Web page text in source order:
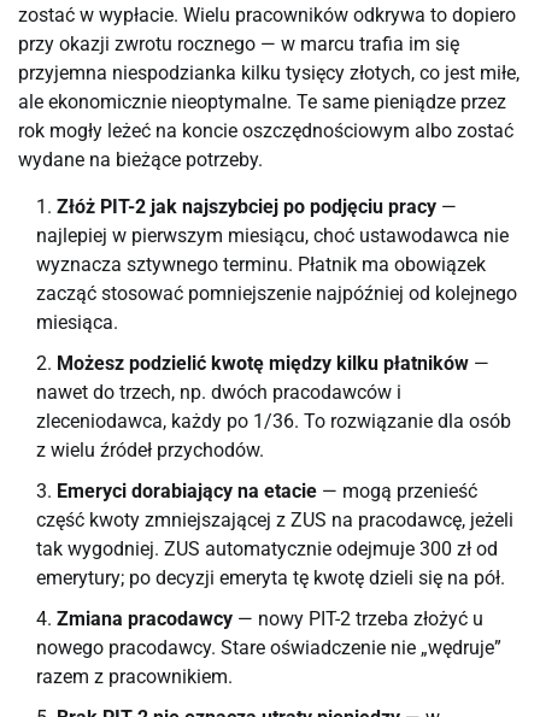
zostać w wypłacie. Wielu pracowników odkrywa to dopiero
przy okazji zwrotu rocznego — w marcu trafia im się
przyjemna niespodzianka kilku tysięcy złotych, co jest miłe,
ale ekonomicznie nieoptymalne. Te same pieniądze przez
rok mogły leżeć na koncie oszczędnościowym albo zostać
wydane na bieżące potrzeby.
Złóż PIT-2 jak najszybciej po podjęciu pracy —
najlepiej w pierwszym miesiącu, choć ustawodawca nie
wyznacza sztywnego terminu. Płatnik ma obowiązek
zacząć stosować pomniejszenie najpóźniej od kolejnego
miesiąca.
Możesz podzielić kwotę między kilku płatników —
nawet do trzech, np. dwóch pracodawców i
zleceniodawca, każdy po 1/36. To rozwiązanie dla osób
z wielu źródeł przychodów.
Emeryci dorabiający na etacie — mogą przenieść
część kwoty zmniejszającej z ZUS na pracodawcę, jeżeli
tak wygodniej. ZUS automatycznie odejmuje 300 zł od
emerytury; po decyzji emeryta tę kwotę dzieli się na pół.
Zmiana pracodawcy — nowy PIT-2 trzeba złożyć u
nowego pracodawcy. Stare oświadczenie nie „wędruje”
razem z pracownikiem.